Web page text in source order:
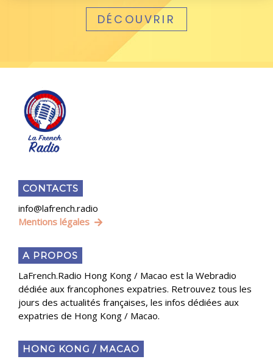
DÉCOUVRIR
CONTACTS
info@lafrench.radio
Mentions légales
A PROPOS
LaFrench.Radio Hong Kong / Macao est la Webradio
dédiée aux francophones expatries. Retrouvez tous les
jours des actualités françaises, les infos dédiées aux
expatries de Hong Kong / Macao.
HONG KONG / MACAO